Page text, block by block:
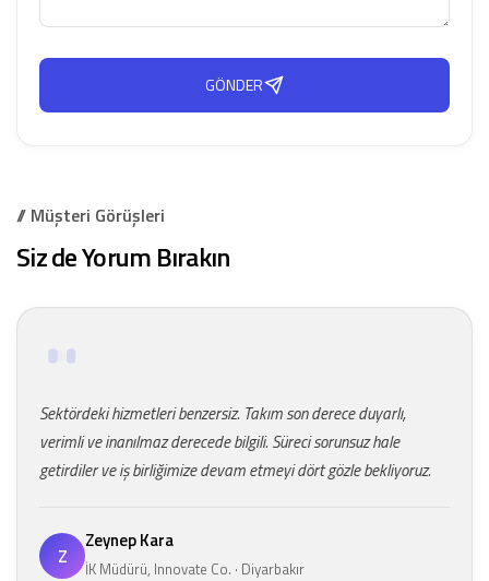
GÖNDER
// Müşteri Görüşleri
Siz de Yorum Bırakın
Sektördeki hizmetleri benzersiz. Takım son derece duyarlı,
verimli ve inanılmaz derecede bilgili. Süreci sorunsuz hale
getirdiler ve iş birliğimize devam etmeyi dört gözle bekliyoruz.
Z
Zeynep Kara
İK Müdürü, Innovate Co. · Diyarbakır